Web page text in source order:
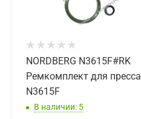
NORDBERG N3615F#RK
Ремкомплект для пресса
N3615F
В наличии: 5